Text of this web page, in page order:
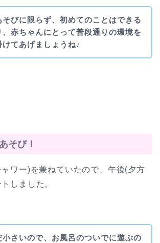
そびに限らず、初めてのことはできる
、赤ちゃんにとって普段通りの環境を
けてあげましょうね♪
そび！
ワー)を兼ねていたので、午後(夕方
しました。
小さいので、お風呂のついでに遊ぶの